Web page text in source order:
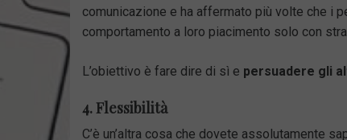
comunicazione e ha affermato più volte che i
comportamento a loro piacimento solo con
L’obiettivo è fare dire di sì e persuadere gli
4. Flessibilità
C’è un’altra cosa che dovete assolutamente